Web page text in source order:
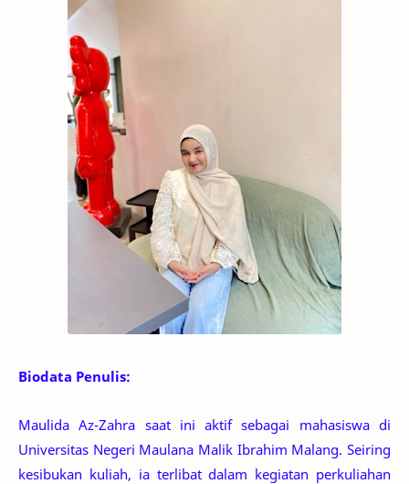
Biodata Penulis:
Maulida Az-Zahra saat ini aktif sebagai mahasiswa di
Universitas Negeri Maulana Malik Ibrahim Malang. Seiring
kesibukan kuliah, ia terlibat dalam kegiatan perkuliahan